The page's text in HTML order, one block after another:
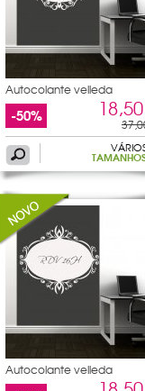
Autocolante velleda
ornamento
-50%
Autocolante velleda
ornamento